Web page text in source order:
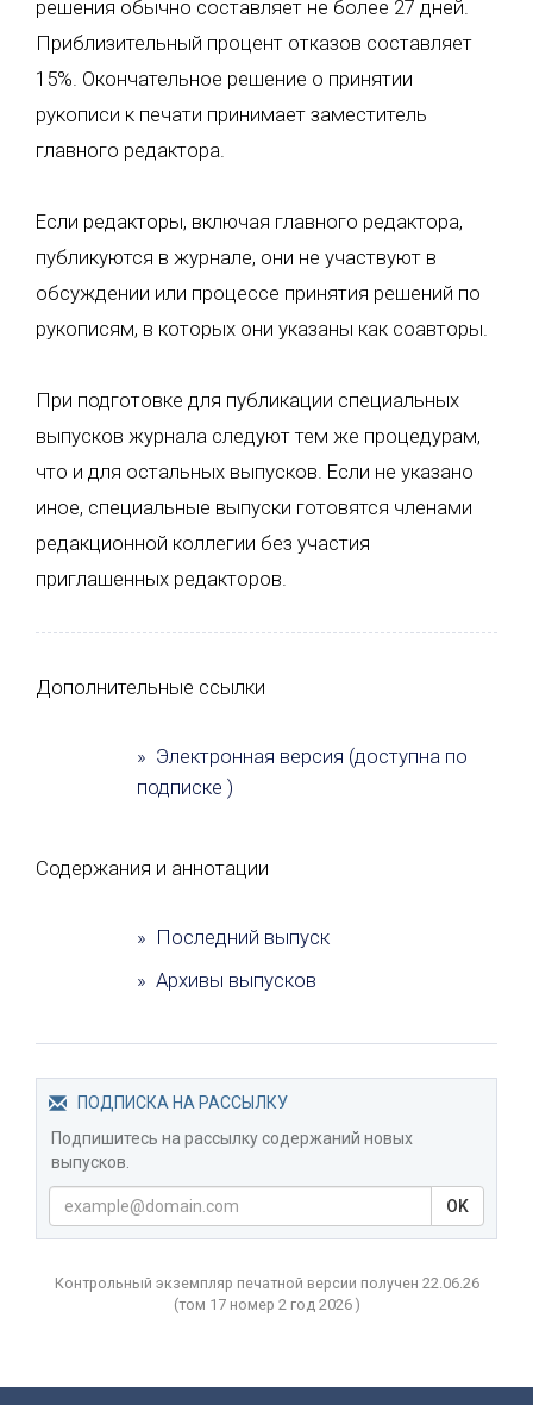
решения обычно составляет не более 27 дней.
Приблизительный процент отказов составляет
15%. Окончательное решение о принятии
рукописи к печати принимает заместитель
главного редактора.
Если редакторы, включая главного редактора,
публикуются в журнале, они не участвуют в
обсуждении или процессе принятия решений по
рукописям, в которых они указаны как соавторы.
При подготовке для публикации специальных
выпусков журнала следуют тем же процедурам,
что и для остальных выпусков. Если не указано
иное, специальные выпуски готовятся членами
редакционной коллегии без участия
приглашенных редакторов.
Дополнительные ссылки
» Электронная версия (доступна по
подписке )
Содержания и аннотации
» Последний выпуск
» Архивы выпусков
ПОДПИСКА НА РАССЫЛКУ
Подпишитесь на рассылку содержаний новых
выпусков.
OK
Контрольный экземпляр печатной версии получен 22.06.26
(том 17 номер 2 год 2026 )